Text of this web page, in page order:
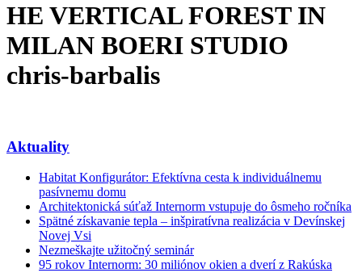
HE VERTICAL FOREST IN
MILAN BOERI STUDIO
chris-barbalis
Aktuality
Habitat Konfigurátor: Efektívna cesta k individuálnemu
pasívnemu domu
Architektonická súťaž Internorm vstupuje do ôsmeho ročníka
Spätné získavanie tepla – inšpiratívna realizácia v Devínskej
Novej Vsi
Nezmeškajte užitočný seminár
95 rokov Internorm: 30 miliónov okien a dverí z Rakúska